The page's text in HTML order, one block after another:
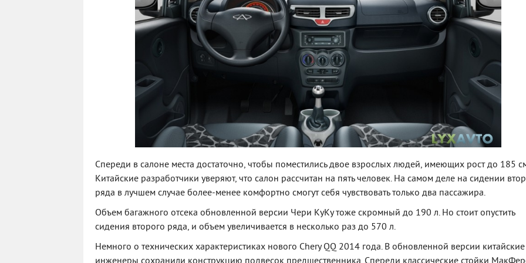
Спереди в салоне места достаточно, чтобы поместились двое взрослых людей, имеющих рост до 185
Китайские разработчики уверяют, что салон рассчитан на пять человек. На самом деле на сидении
ряда в лучшем случае более-менее комфортно смогут себя чувствовать только два пассажира.
Объем багажного отсека обновленной версии Чери КуКу тоже скромный до 190 л. Но стоит опустить
сидения второго ряда, и объем увеличивается в несколько раз до 570 л.
Немного о технических характеристиках нового Chery QQ 2014 года. В обновленной версии китайские